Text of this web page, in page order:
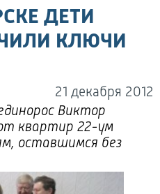
ДЕТИ
КЛЮЧИ
21 декабря 2012
Виктор
квартир 22-ум
оставшимся без